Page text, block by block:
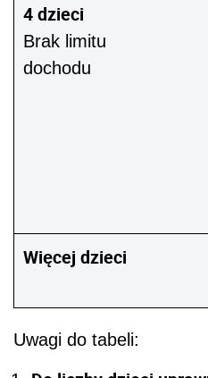
4 dzieci
Brak limitu
dochodu
Więcej dzieci
Uwagi do tabeli: